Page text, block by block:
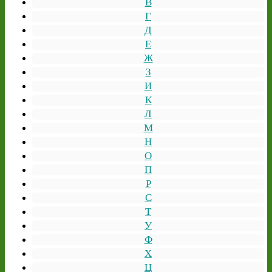
Г
Д
Е
Ж
З
И
К
Л
М
Н
О
П
Р
С
Т
У
Ф
Х
Ц